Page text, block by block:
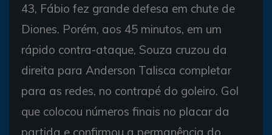
43, Fábio fez grande defesa em chute de
Diones. Porém, aos 45 minutos, em um
rápido contra-ataque, Souza cruzou da
direita para Anderson Talisca completar
para as redes, no contrapé do goleiro. Gol
que colocou números finais no placar da